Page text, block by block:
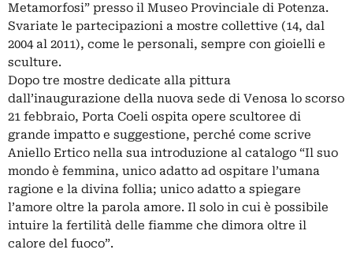
Metamorfosi” presso il Museo Provinciale di Potenza.
Svariate le partecipazioni a mostre collettive (14, dal
2004 al 2011), come le personali, sempre con gioielli e
sculture.
Dopo tre mostre dedicate alla pittura
dall’inaugurazione della nuova sede di Venosa lo scorso
21 febbraio, Porta Coeli ospita opere scultoree di
grande impatto e suggestione, perché come scrive
Aniello Ertico nella sua introduzione al catalogo “Il suo
mondo è femmina, unico adatto ad ospitare l’umana
ragione e la divina follia; unico adatto a spiegare
l’amore oltre la parola amore. Il solo in cui è possibile
intuire la fertilità delle fiamme che dimora oltre il
calore del fuoco”.